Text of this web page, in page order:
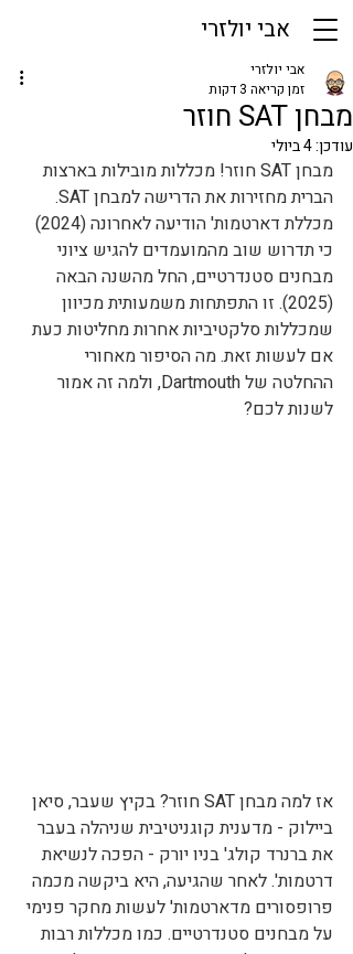
אבי יולזרי
מבחן SAT חוזר
אבי יולזרי
זמן קריאה 3 דקות
עודכן:4 ביולי
מבחן SAT חוזר! מכללות מובילות בארצות
הברית מחזירות את הדרישה למבחן SAT.
מכללת דארטמות' הודיעה לאחרונה (2024)
כי תדרוש שוב מהמועמדים להגיש ציוני
מבחנים סטנדרטיים, החל מהשנה הבאה
(2025). זו התפתחות משמעותית מכיוון
שמכללות סלקטיביות אחרות מחליטות כעת
אם לעשות זאת. מה הסיפור מאחורי
ההחלטה של Dartmouth, ולמה זה אמור
לשנות לכם?
אז למה מבחן SAT חוזר? בקיץ שעבר, סיאן
ביילוק - מדענית קוגניטיבית שניהלה בעבר
את ברנרד קולג' בניו יורק - הפכה לנשיאת
דרטמות'. לאחר שהגיעה, היא ביקשה מכמה
פרופסורים מדארטמות' לעשות מחקר פנימי
על מבחנים סטנדרטיים. כמו מכללות רבות